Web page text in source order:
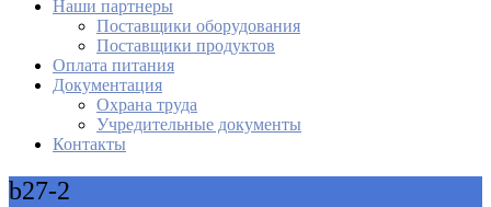
Наши партнеры
Поставщики оборудования
Поставщики продуктов
Оплата питания
Документация
Охрана труда
Учредительные документы
Контакты
b27-2